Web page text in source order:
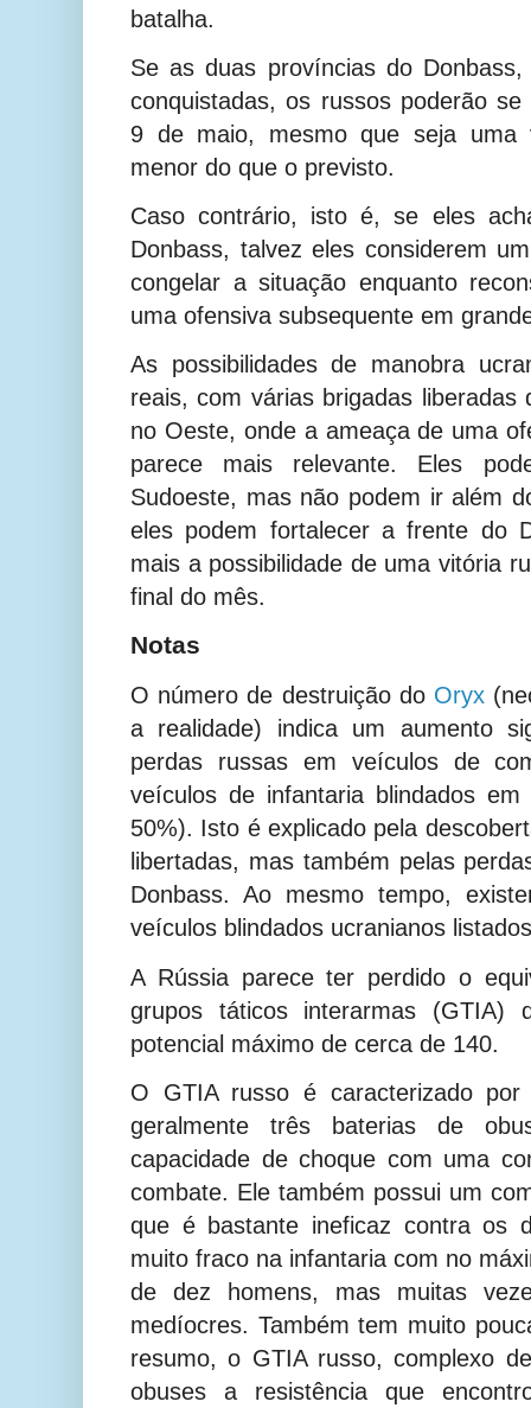
batalha.
Se as duas províncias do
conquistadas, os russos poderão
9 de maio, mesmo que seja uma
menor do que o previsto.
Caso contrário, isto é, se eles
Donbass, talvez eles considerem
congelar a situação enquanto
uma ofensiva subsequente em
As possibilidades de manobra
reais, com várias brigadas
no Oeste, onde a ameaça de uma
parece mais relevante. Eles
Sudoeste, mas não podem ir além
eles podem fortalecer a frente do
mais a possibilidade de uma vitória
final do mês.
Notas
O número de destruição do Oryx
a realidade) indica um aumento
perdas russas em veículos de
veículos de infantaria blindados
50%). Isto é explicado pela
libertadas, mas também pelas
Donbass. Ao mesmo tempo,
veículos blindados ucranianos
A Rússia parece ter perdido o
grupos táticos interarmas (GTIA)
potencial máximo de cerca de 140.
O GTIA russo é caracterizado
geralmente três baterias de
capacidade de choque com uma
combate. Ele também possui um
que é bastante ineficaz contra os
muito fraco na infantaria com no
de dez homens, mas muitas
medíocres. Também tem muito
resumo, o GTIA russo, complexo
obuses a resistência que